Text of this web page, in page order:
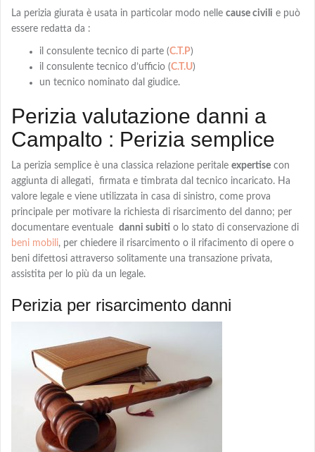
La perizia giurata è usata in particolar modo nelle cause civili e può
essere redatta da :
il consulente tecnico di parte (C.T.P)
il consulente tecnico d’ufficio (C.T.U)
un tecnico nominato dal giudice.
Perizia valutazione danni a
Campalto : Perizia semplice
La perizia semplice è una classica relazione peritale expertise con
aggiunta di allegati, firmata e timbrata dal tecnico incaricato. Ha
valore legale e viene utilizzata in casa di sinistro, come prova
principale per motivare la richiesta di risarcimento del danno; per
documentare eventuale danni subiti o lo stato di conservazione di
beni mobili, per chiedere il risarcimento o il rifacimento di opere o
beni difettosi attraverso solitamente una transazione privata,
assistita per lo più da un legale.
Perizia per risarcimento danni